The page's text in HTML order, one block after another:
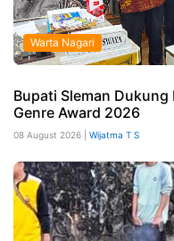
Warta Nagari
Bupati Sleman Dukung
Genre Award 2026
08 August 2026 | Wijatma T S